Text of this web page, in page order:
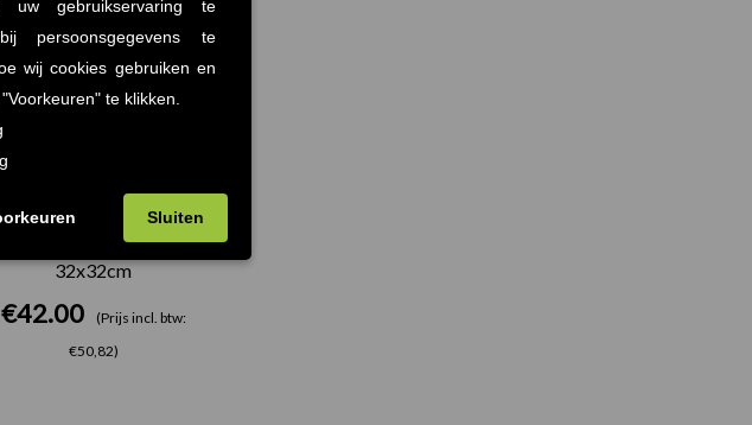
Tower Poef Rood
32x32cm
€42.00
(Prijs incl. btw:
€50,82)